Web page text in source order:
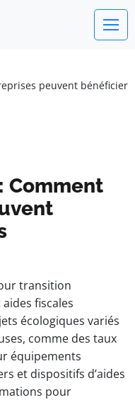
peuvent bénéficier
Comment
transition
fiscales
écologiques variés
comme des taux
équipements
et dispositifs d’aides
pour